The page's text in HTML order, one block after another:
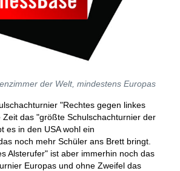
der Welt, mindestens Europas
"Rechtes gegen linkes
das "größte Schulschachturnier der
es in den USA wohl ein
noch mehr Schüler ans Brett bringt.
Alsterufer" ist aber immerhin noch das
Europas und ohne Zweifel das